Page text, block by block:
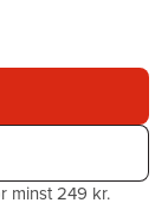
minst 249 kr.